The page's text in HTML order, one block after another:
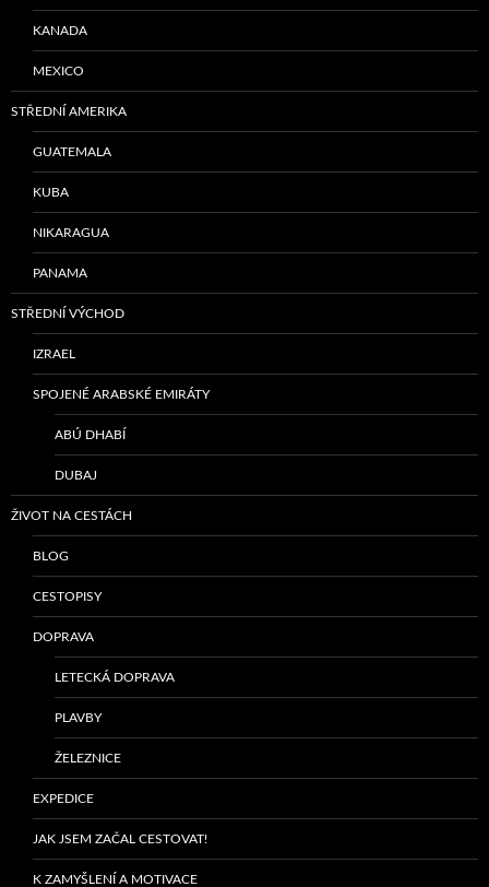
KANADA
MEXICO
STŘEDNÍ AMERIKA
GUATEMALA
KUBA
NIKARAGUA
PANAMA
STŘEDNÍ VÝCHOD
IZRAEL
SPOJENÉ ARABSKÉ EMIRÁTY
ABÚ DHABÍ
DUBAJ
ŽIVOT NA CESTÁCH
BLOG
CESTOPISY
DOPRAVA
LETECKÁ DOPRAVA
PLAVBY
ŽELEZNICE
EXPEDICE
JAK JSEM ZAČAL CESTOVAT!
K ZAMYŠLENÍ A MOTIVACE